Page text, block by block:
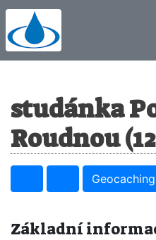
studánka
Roudnou
Geocaching
Základní